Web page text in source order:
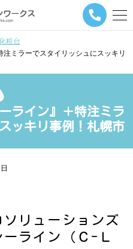
メ
ー
ビ
シ
ョ
ン
タ
粧台
ミラーでスタイリッシュにスッキリ
ライン』＋特注ミラ
ッキリ事例！札幌市
リューションズ
ライン（Ｃ-Ｌ